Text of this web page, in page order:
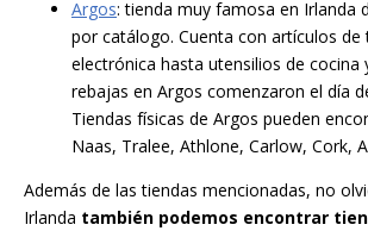
Argos: tienda muy famosa en Irlanda
por catálogo. Cuenta con artículos
electrónica hasta utensilios de cocina
rebajas en Argos comenzaron el día
Tiendas físicas de Argos pueden
Naas, Tralee, Athlone, Carlow, Cork,
Además de las tiendas mencionadas, no
Irlanda también podemos encontrar